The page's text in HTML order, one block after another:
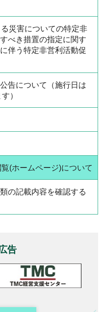
災害についての特定非
べき措置の指定に関す
伴う特定非営利活動促
告について（施行日は
）
(ホームページ)について
の記載内容を確認する
告